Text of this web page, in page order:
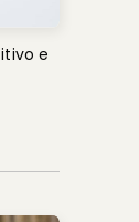
e